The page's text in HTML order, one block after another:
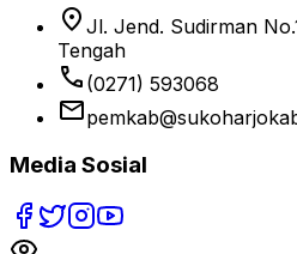
location_on Jl. Jend. Sudirman
Tengah
phone (0271) 593068
email
Media Sosial